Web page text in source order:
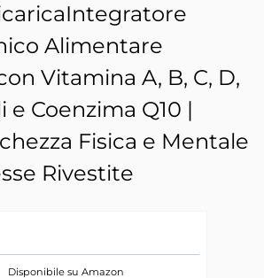
Alimentare
Vitamina A, B, C, D,
e Coenzima Q10 |
Fisica e Mentale
Rivestite
Disponibile su Amazon